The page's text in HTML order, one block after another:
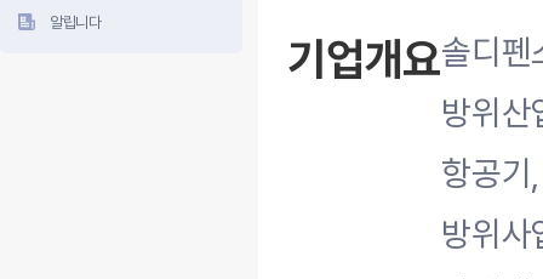
알립니다
기업개요솔디펜
방위산
항공기
방위사